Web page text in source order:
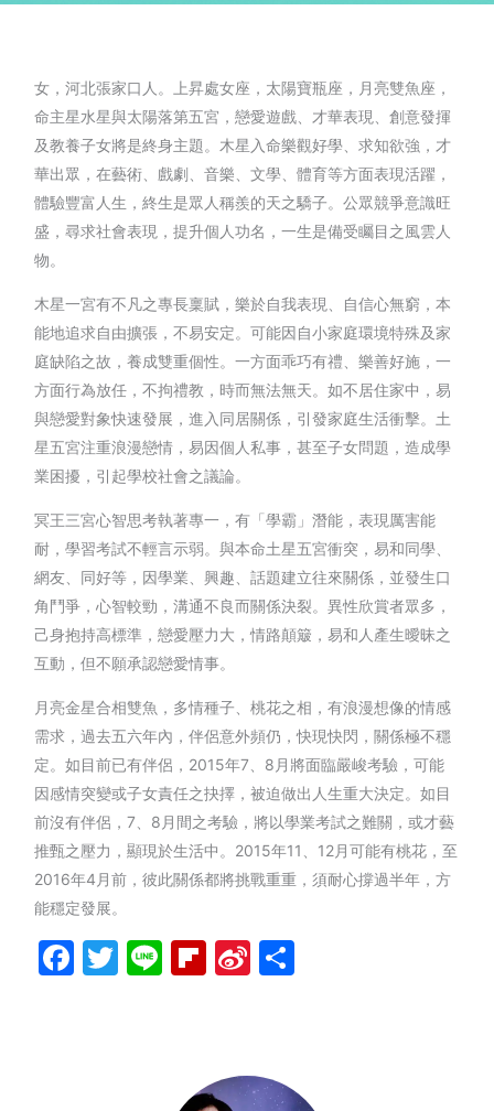
女，河北張家口人。上昇處女座，太陽寶瓶座，月亮雙魚座，
命主星水星與太陽落第五宮，戀愛遊戲、才華表現、創意發揮
及教養子女將是終身主題。木星入命樂觀好學、求知欲強，才
華出眾，在藝術、戲劇、音樂、文學、體育等方面表現活躍，
體驗豐富人生，終生是眾人稱羨的天之驕子。公眾競爭意識旺
盛，尋求社會表現，提升個人功名，一生是備受矚目之風雲人
物。
木星一宮有不凡之專長稟賦，樂於自我表現、自信心無窮，本
能地追求自由擴張，不易安定。可能因自小家庭環境特殊及家
庭缺陷之故，養成雙重個性。一方面乖巧有禮、樂善好施，一
方面行為放任，不拘禮教，時而無法無天。如不居住家中，易
與戀愛對象快速發展，進入同居關係，引發家庭生活衝擊。土
星五宮注重浪漫戀情，易因個人私事，甚至子女問題，造成學
業困擾，引起學校社會之議論。
冥王三宮心智思考執著專一，有「學霸」潛能，表現厲害能
耐，學習考試不輕言示弱。與本命土星五宮衝突，易和同學、
網友、同好等，因學業、興趣、話題建立往來關係，並發生口
角鬥爭，心智較勁，溝通不良而關係決裂。異性欣賞者眾多，
己身抱持高標準，戀愛壓力大，情路顛簸，易和人產生曖昧之
互動，但不願承認戀愛情事。
月亮金星合相雙魚，多情種子、桃花之相，有浪漫想像的情感
需求，過去五六年內，伴侶意外頻仍，快現快閃，關係極不穩
定。如目前已有伴侶，2015年7、8月將面臨嚴峻考驗，可能
因感情突變或子女責任之抉擇，被迫做出人生重大決定。如目
前沒有伴侶，7、8月間之考驗，將以學業考試之難關，或才藝
推甄之壓力，顯現於生活中。2015年11、12月可能有桃花，至
2016年4月前，彼此關係都將挑戰重重，須耐心撐過半年，方
能穩定發展。
Facebook
Twitter
LineFlipboard
Sina